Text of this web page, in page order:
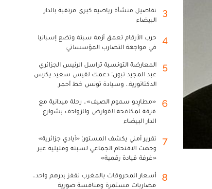
3
تفاصيل منشأة رياضية كبرى مرتقبة بالدار
البيضاء
4
حرب الأرقام تعمق أزمة سبتة وتضع إسبانيا
في مواجهة التضارب المؤسساتي
5
المعارضة التونسية تراسل الرئيس الجزائري
عبد المجيد تبون: دعمك لقيس سعيد يكرس
الدكتاتورية.. وسيادة تونس خط أحمر
6
«مطارِدو سموم الصيف».. رحلة ميدانية مع
فرقة لمكافحة القوارض والزواحف بشوارع
الدار البيضاء
7
تقرير أمني يكشف المستور: «أيادي جزائرية»
وجهت الاقتحام الجماعي لسبتة ومليلية عبر
«غرفة قيادة رقمية»
8
أسعار المحروقات بالمغرب تقفز بدرهم واحد..
مضاربات مستمرة ومنافسة صورية